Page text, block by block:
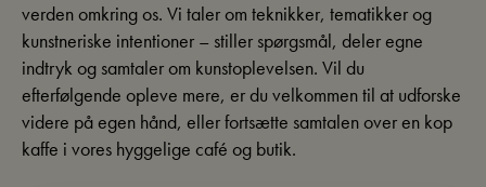
verden omkring os. Vi taler om teknikker, tematikker og
kunstneriske intentioner – stiller spørgsmål, deler egne
indtryk og samtaler om kunstoplevelsen. Vil du
efterfølgende opleve mere, er du velkommen til at udforske
videre på egen hånd, eller fortsætte samtalen over en kop
kaffe i vores hyggelige café og butik.